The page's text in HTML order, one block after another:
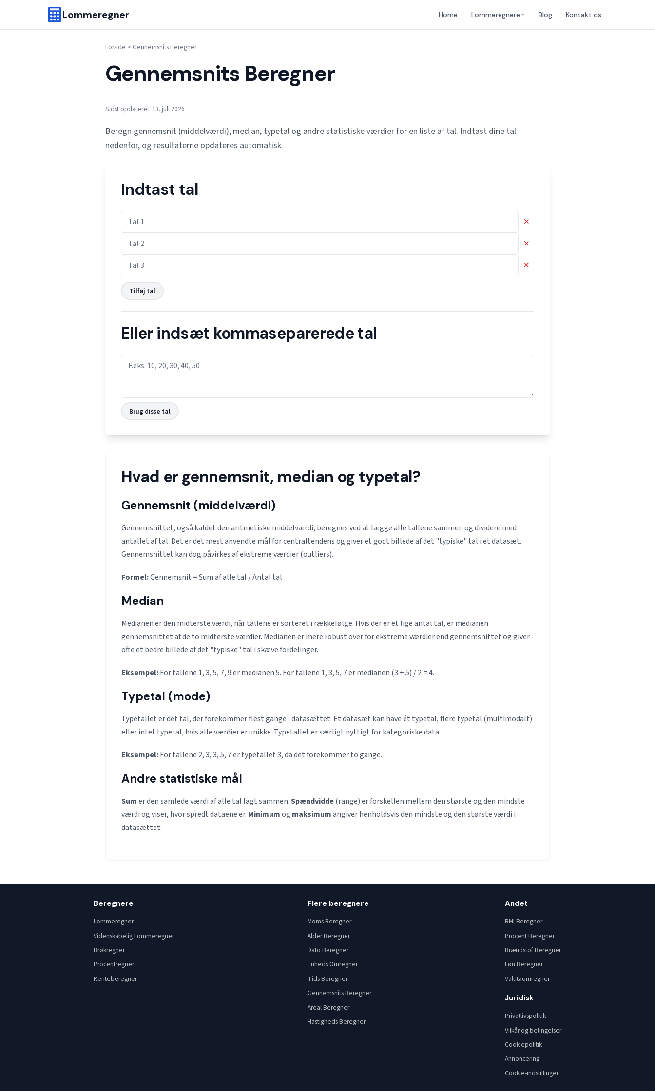
Lommeregner Home Lommeregnere Blog Kontakt os
Forside > Gennemsnits Beregner
Gennemsnits Beregner
Sidst opdateret: 13. juli 2026
Beregn gennemsnit (middelværdi), median, typetal og andre statistiske værdier for en liste af tal. Indtast dine tal
nedenfor, og resultaterne opdateres automatisk.
Indtast tal
×
×
×
Tilføj tal
Eller indsæt kommaseparerede tal
Brug disse tal
Hvad er gennemsnit, median og typetal?
Gennemsnit (middelværdi)
Gennemsnittet, også kaldet den aritmetiske middelværdi, beregnes ved at lægge alle tallene sammen og dividere med
antallet af tal. Det er det mest anvendte mål for centraltendens og giver et godt billede af det "typiske" tal i et datasæt.
Gennemsnittet kan dog påvirkes af ekstreme værdier (outliers).
Formel:Gennemsnit = Sum af alle tal / Antal tal
Median
Medianen er den midterste værdi, når tallene er sorteret i rækkefølge. Hvis der er et lige antal tal, er medianen
gennemsnittet af de to midterste værdier. Medianen er mere robust over for ekstreme værdier end gennemsnittet og giver
ofte et bedre billede af det "typiske" tal i skæve fordelinger.
Eksempel:For tallene 1, 3, 5, 7, 9 er medianen 5. For tallene 1, 3, 5, 7 er medianen (3 + 5) / 2 = 4.
Typetal (mode)
Typetallet er det tal, der forekommer flest gange i datasættet. Et datasæt kan have ét typetal, flere typetal (multimodalt)
eller intet typetal, hvis alle værdier er unikke. Typetallet er særligt nyttigt for kategoriske data.
Eksempel:For tallene 2, 3, 3, 5, 7 er typetallet 3, da det forekommer to gange.
Andre statistiske mål
Sumer den samlede værdi af alle tal lagt sammen.Spændvidde(range) er forskellen mellem den største og den mindste
værdi og viser, hvor spredt dataene er. Minimumog maksimumangiver henholdsvis den mindste og den største værdi i
datasættet.
Beregnere
Lommeregner
Videnskabelig Lommeregner
Brøkregner
Procentregner
Renteberegner
Flere beregnere
Moms Beregner
Alder Beregner
Dato Beregner
Enheds Omregner
Tids Beregner
Gennemsnits Beregner
Areal Beregner
Hastigheds Beregner
Andet
BMI Beregner
Procent Beregner
Brændstof Beregner
Løn Beregner
Valutaomregner
Juridisk
Privatlivspolitik
Vilkår og betingelser
Cookiepolitik
Annoncering
Cookie-indstillinger